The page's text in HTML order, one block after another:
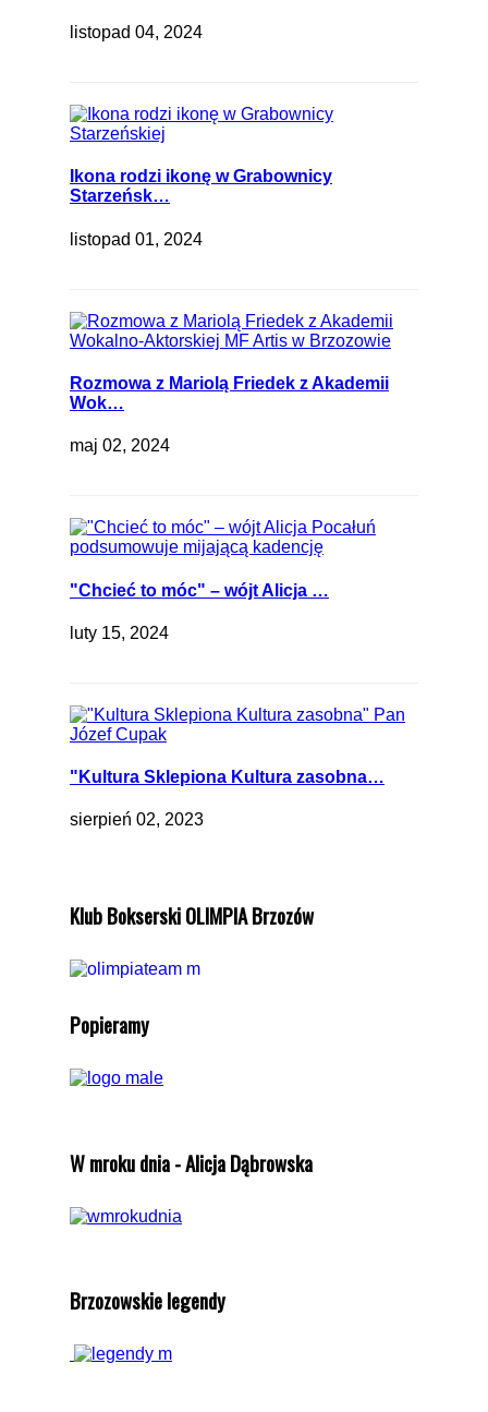
listopad 04, 2024
Ikona rodzi ikonę w Grabownicy
Starzeńsk…
listopad 01, 2024
Rozmowa z Mariolą Friedek z Akademii
Wok…
maj 02, 2024
"Chcieć to móc" – wójt Alicja …
luty 15, 2024
"Kultura Sklepiona Kultura zasobna…
sierpień 02, 2023
Klub Bokserski OLIMPIA Brzozów
Popieramy
W mroku dnia - Alicja Dąbrowska
Brzozowskie legendy